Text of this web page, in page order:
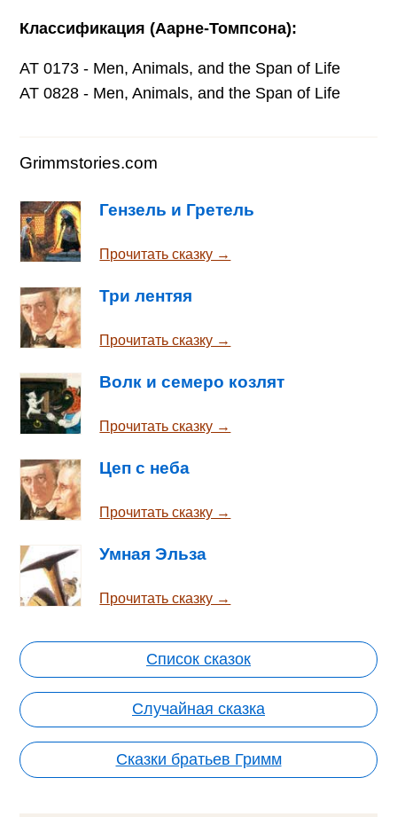
Классификация (Аарне-Томпсона):
AT 0173 - Men, Animals, and the Span of Life
AT 0828 - Men, Animals, and the Span of Life
Grimmstories.com
Гензель и Гретель
Прочитать сказку →
Три лентяя
Прочитать сказку →
Волк и семеро козлят
Прочитать сказку →
Цеп с неба
Прочитать сказку →
Умная Эльза
Прочитать сказку →
Список сказок
Случайная сказка
Сказки братьев Гримм